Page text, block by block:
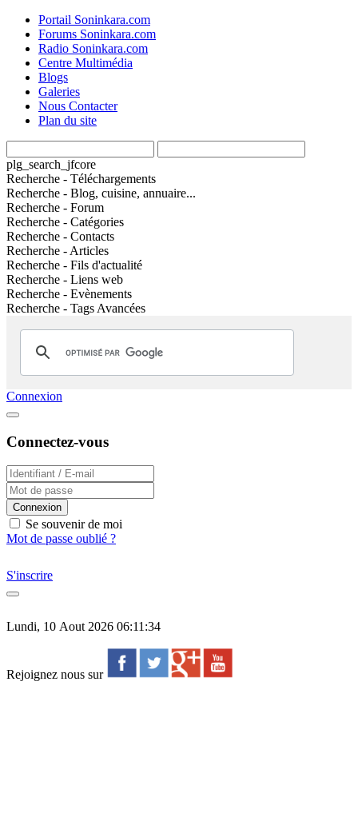
Portail Soninkara.com
Forums Soninkara.com
Radio Soninkara.com
Centre Multimédia
Blogs
Galeries
Nous Contacter
Plan du site
plg_search_jfcore
Recherche - Téléchargements
Recherche - Blog, cuisine, annuaire...
Recherche - Forum
Recherche - Catégories
Recherche - Contacts
Recherche - Articles
Recherche - Fils d'actualité
Recherche - Liens web
Recherche - Evènements
Recherche - Tags Avancées
Connexion
Connectez-vous
Connexion
Se souvenir de moi
Mot de passe oublié ?
S'inscrire
Lundi, 10 Aout 2026 06:11:34
Rejoignez nous sur